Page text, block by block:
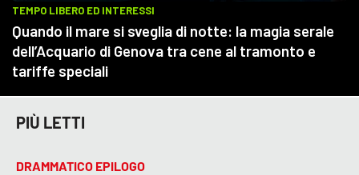
PIÙ LETTI
DRAMMATICO EPILOGO